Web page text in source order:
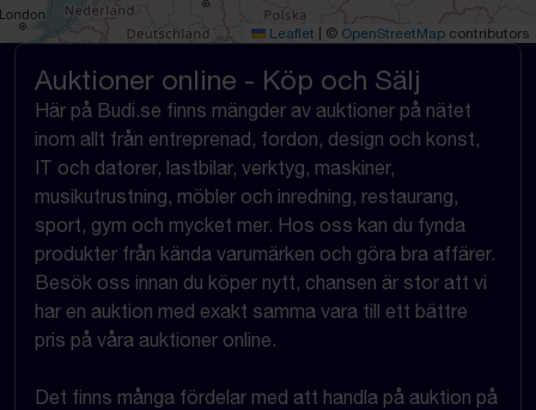
Leaflet © OpenStreetMap contributors
Auktioner online - Köp och Sälj
Här på Budi.se finns mängder av auktioner på nätet
inom allt från entreprenad, fordon, design och konst,
IT och datorer, lastbilar, verktyg, maskiner,
musikutrustning, möbler och inredning, restaurang,
sport, gym och mycket mer. Hos oss kan du fynda
produkter från kända varumärken och göra bra affärer.
Besök oss innan du köper nytt, chansen är stor att vi
har en auktion med exakt samma vara till ett bättre
pris på våra auktioner online.
Det finns många fördelar med att handla på auktion på